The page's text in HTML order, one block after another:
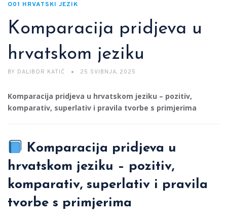
O01 HRVATSKI JEZIK
Komparacija pridjeva u
hrvatskom jeziku
BY DALIBOR KATIĆ 25 SVIBNJA, 2025
Komparacija pridjeva u hrvatskom jeziku – pozitiv,
komparativ, superlativ i pravila tvorbe s primjerima
Komparacija pridjeva u
hrvatskom jeziku – pozitiv,
komparativ, superlativ i pravila
tvorbe s primjerima